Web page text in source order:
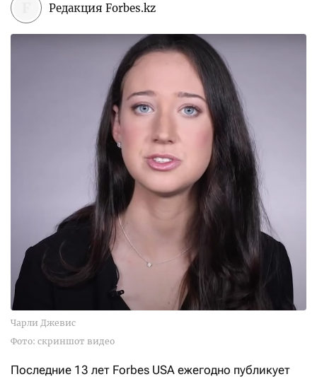
Редакция Forbes.kz
Чарли Джевис
Фото: скриншот видео
Последние 13 лет Forbes USA ежегодно публикует